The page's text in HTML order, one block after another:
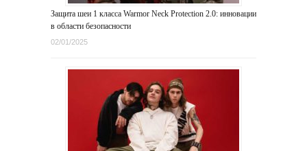
Защита шеи 1 класса Warmor Neck Protection 2.0: инновации
в области безопасности
02/01/2025